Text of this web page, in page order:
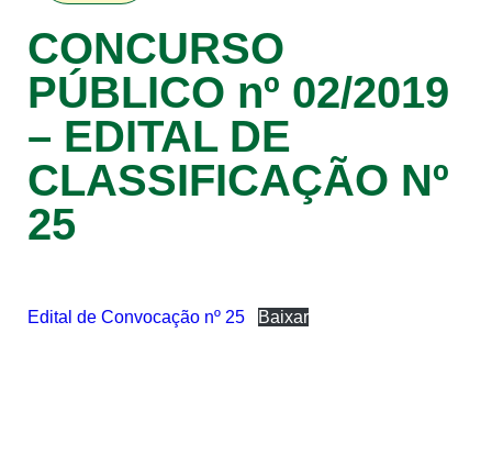
CONCURSO
PÚBLICO nº 02/2019
– EDITAL DE
CLASSIFICAÇÃO Nº
25
Edital de Convocação nº 25 Baixar